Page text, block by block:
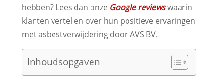
hebben? Lees dan onze Google reviewswaarin
klanten vertellen over hun positieve ervaringen
met asbestverwijdering door AVS BV.
Inhoudsopgaven